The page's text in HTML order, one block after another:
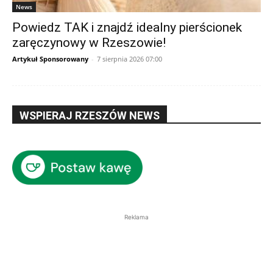
News
Powiedz TAK i znajdź idealny pierścionek
zaręczynowy w Rzeszowie!
Artykuł Sponsorowany - 7 sierpnia 2026 07:00
WSPIERAJ RZESZÓW NEWS
Reklama